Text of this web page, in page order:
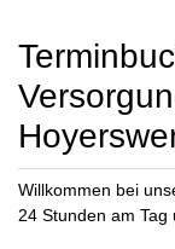
Willkommen bei
24 Stunden am Tag